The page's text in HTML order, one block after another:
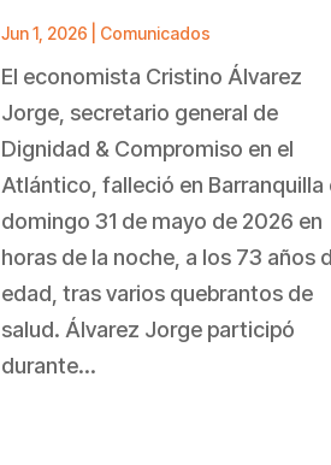
Jun 1, 2026 Comunicados
El economista Cristino Álvarez
Jorge, secretario general de
Dignidad & Compromiso en el
Atlántico, falleció en Barranquilla
domingo 31 de mayo de 2026 en
horas de la noche, a los 73 años
edad, tras varios quebrantos de
salud. Álvarez Jorge participó
durante...